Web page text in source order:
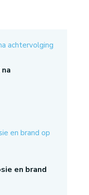
en brand